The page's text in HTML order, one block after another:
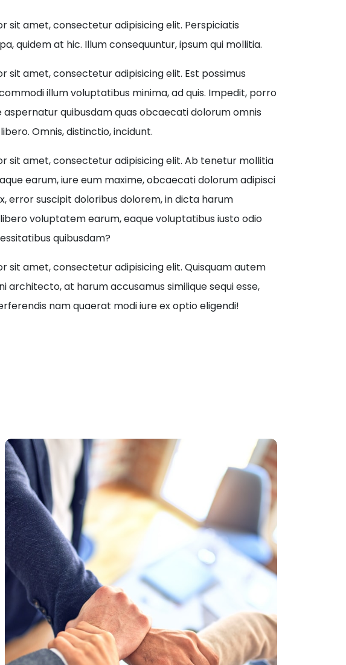
sit amet, consectetur adipisicing elit. Perspiciatis
quidem at hic. Illum consequuntur, ipsum qui mollitia.
sit amet, consectetur adipisicing elit. Est possimus
illum voluptatibus minima, ad quis. Impedit, porro
aspernatur quibusdam quas obcaecati dolorum omnis
Omnis, distinctio, incidunt.
sit amet, consectetur adipisicing elit. Ab tenetur mollitia
earum, iure eum maxime, obcaecati dolorum adipisci
error suscipit doloribus dolorem, in dicta harum
voluptatem earum, eaque voluptatibus iusto odio
quibusdam?
sit amet, consectetur adipisicing elit. Quisquam autem
architecto, at harum accusamus similique sequi esse,
nam quaerat modi iure ex optio eligendi!